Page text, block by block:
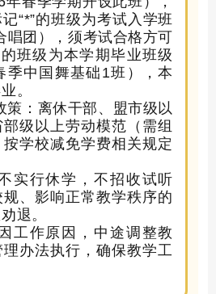
记“*”的班级为考试入学班
唱团），须考试合格方可
班级为本学期毕业班级
季中国舞基础1班），本
。
策：离休干部、盟市级以
级以上劳动模范（需组
按学校减免学费相关规定
实行休学，不招收试听
、影响正常教学秩序的
退。
工作原因，中途调整教
办法执行，确保教学工